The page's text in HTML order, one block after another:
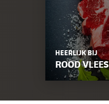
HEERLIJK BIJ
ROOD VLEES